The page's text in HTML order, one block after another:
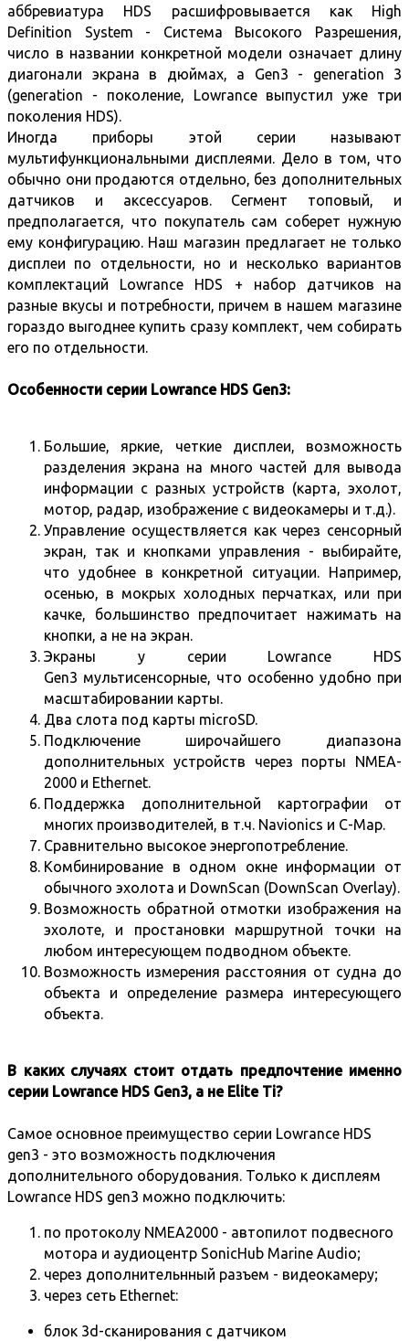
аббревиатура HDS расшифровывается как High
Definition System - Система Высокого Разрешения,
число в названии конкретной модели означает длину
диагонали экрана в дюймах, а Gen3 - generation 3
(generation - поколение, Lowrance выпустил уже три
поколения HDS).
Иногда приборы этой серии называют
мультифункциональными дисплеями. Дело в том, что
обычно они продаются отдельно, без дополнительных
датчиков и аксессуаров. Сегмент топовый, и
предполагается, что покупатель сам соберет нужную
ему конфигурацию. Наш магазин предлагает не только
дисплеи по отдельности, но и несколько вариантов
комплектаций Lowrance HDS + набор датчиков на
разные вкусы и потребности, причем в нашем магазине
гораздо выгоднее купить сразу комплект, чем собирать
его по отдельности.
Особенности серии Lowrance HDS Gen3:
Большие, яркие, четкие дисплеи, возможность
разделения экрана на много частей для вывода
информации с разных устройств (карта, эхолот,
мотор, радар, изображение с видеокамеры и т.д.).
Управление осуществляется как через сенсорный
экран, так и кнопками управления - выбирайте,
что удобнее в конкретной ситуации. Например,
осенью, в мокрых холодных перчатках, или при
качке, большинство предпочитает нажимать на
кнопки, а не на экран.
Экраны у серии Lowrance HDS
Gen3 мультисенсорные, что особенно удобно при
масштабировании карты.
Два слота под карты microSD.
Подключение широчайшего диапазона
дополнительных устройств через порты NMEA-
2000 и Ethernet.
Поддержка дополнительной картографии от
многих производителей, в т.ч. Navionics и C-Map.
Сравнительно высокое энергопотребление.
Комбинирование в одном окне информации от
обычного эхолота и DownScan (DownScan Overlay).
Возможность обратной отмотки изображения на
эхолоте, и простановки маршрутной точки на
любом интересующем подводном объекте.
Возможность измерения расстояния от судна до
объекта и определение размера интересующего
объекта.
В каких случаях стоит отдать предпочтение именно
серии Lowrance HDS Gen3, а не Elite Ti?
Самое основное преимущество серии Lowrance HDS
gen3 - это возможность подключения
дополнительного оборудования. Только к дисплеям
Lowrance HDS gen3 можно подключить:
по протоколу NMEA2000 - автопилот подвесного
мотора и аудиоцентр SonicHub Marine Audio;
через дополнительнный разъем - видеокамеру;
через сеть Ethernet:
блок 3d-сканирования с датчиком